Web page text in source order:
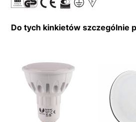
Do tych kinkietów szczególnie